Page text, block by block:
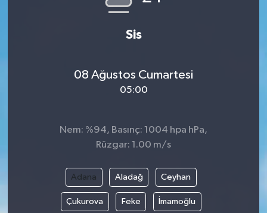
Sis
08 Ağustos Cumartesi
05:00
Nem: %94, Basınç: 1004 hpa hPa,
Rüzgar: 1.00 m/s
Adana Aladağ Ceyhan
Çukurova Feke İmamoğlu